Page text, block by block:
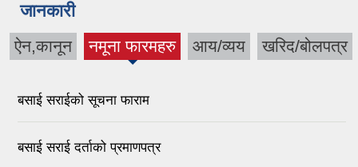
जानकारी
ऐन,कानून नमूना फारमहरु
(active tab) आय/व्यय खरिद/बोलपत्र
बसाई सराईको सूचना फाराम
बसाई सराई दर्ताको प्रमाणपत्र